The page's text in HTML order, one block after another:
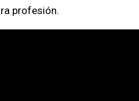
profesión.